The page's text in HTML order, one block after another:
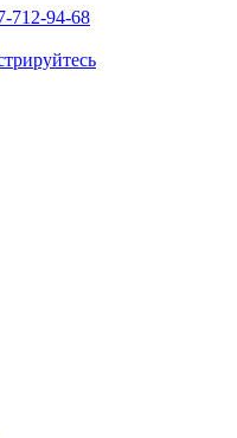
712-94-68